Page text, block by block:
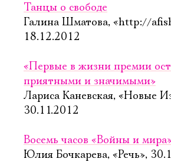
Танцы о свободе
Галина Шматова, «http://
18.12.2012
«Первые в жизни премии
приятными и значимыми»
Лариса Каневская, «Новые
30.11.2012
Восемь часов «Войны и
Юлия Бочкарева, «Речь»,